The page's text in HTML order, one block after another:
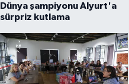
Dünya şampiyonu Alyurt'a
sürpriz kutlama